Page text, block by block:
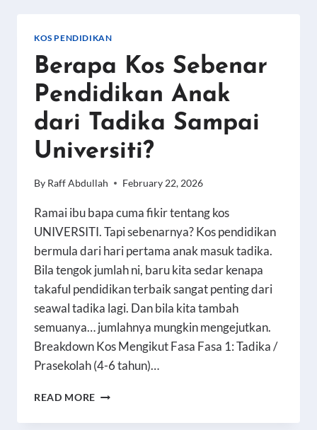
BEZA
DAN
KENAPA
IA
PENTING?
KOS PENDIDIKAN
Berapa Kos Sebenar
Pendidikan Anak
dari Tadika Sampai
Universiti?
By Raff Abdullah February 22, 2026
Ramai ibu bapa cuma fikir tentang kos
UNIVERSITI. Tapi sebenarnya? Kos pendidikan
bermula dari hari pertama anak masuk tadika.
Bila tengok jumlah ni, baru kita sedar kenapa
takaful pendidikan terbaik sangat penting dari
seawal tadika lagi. Dan bila kita tambah
semuanya… jumlahnya mungkin mengejutkan.
Breakdown Kos Mengikut Fasa Fasa 1: Tadika /
Prasekolah (4-6 tahun)…
READ MORE BERAPA
SEBENAR